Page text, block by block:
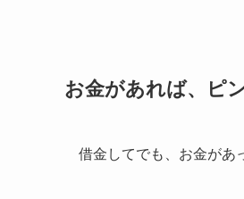
お金があれば、ピ
借金してでも、お金があ